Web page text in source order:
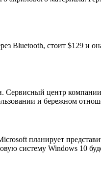
Bluetooth, стоит $129 и
Сервисный центр
и бережном
планирует
систему Windows 10